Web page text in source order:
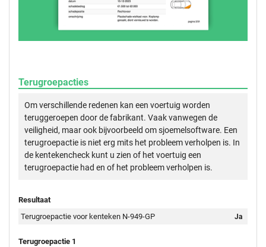
Terugroepacties
Om verschillende redenen kan een voertuig worden
teruggeroepen door de fabrikant. Vaak vanwegen de
veiligheid, maar ook bijvoorbeeld om sjoemelsoftware. Een
terugroepactie is niet erg mits het probleem verholpen is. In
de kentekencheck kunt u zien of het voertuig een
terugroepactie had en of het probleem verholpen is.
Resultaat
Terugroepactie voor kenteken N-949-GP
Ja
Terugroepactie 1